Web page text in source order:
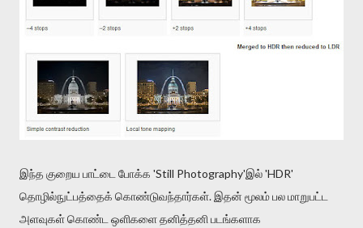
இந்த குறைய பாட்டை போக்க 'Still Photography'இல் 'HDR'
தொழில்நுட்பத்தைக் கொண்டுவந்தார்கள். இதன் மூலம் பல மாறுபட்ட
அளவுகள் கொண்ட ஒளிகளை தனித்தனி படங்களாக